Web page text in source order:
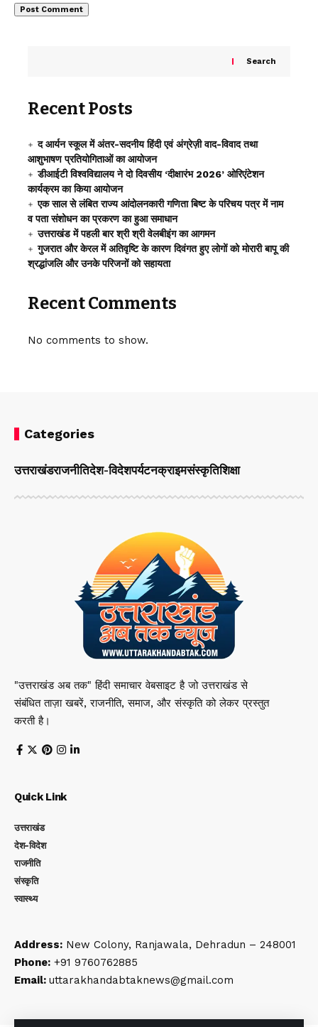
Search
Recent Posts
द आर्यन स्कूल में अंतर-सदनीय हिंदी एवं अंग्रेज़ी वाद-विवाद तथा
आशुभाषण प्रतियोगिताओं का आयोजन
डीआईटी विश्वविद्यालय ने दो दिवसीय ‘दीक्षारंभ 2026’ ओरिएंटेशन
कार्यक्रम का किया आयोजन
एक साल से लंबित राज्य आंदोलनकारी गणिता बिष्ट के परिचय पत्र में नाम
व पता संशोधन का प्रकरण का हुआ समाधान
उत्तराखंड में पहली बार श्री श्री वेलबीइंग का आगमन
गुजरात और केरल में अतिवृष्टि के कारण दिवंगत हुए लोगों को मोरारी बापू की
श्रद्धांजलि और उनके परिजनों को सहायता
Recent Comments
No comments to show.
Categories
उत्तराखंडराजनीतिदेश-विदेशपर्यटनक्राइमसंस्कृतिशिक्षा
"उत्तराखंड अब तक" हिंदी समाचार वेबसाइट है जो उत्तराखंड से
संबंधित ताज़ा खबरें, राजनीति, समाज, और संस्कृति को लेकर प्रस्तुत
करती है।
Quick Link
उत्तराखंड
देश-विदेश
राजनीति
संस्कृति
स्वास्थ्य
Address: New Colony, Ranjawala, Dehradun – 248001
Phone: +91 9760762885
Email: uttarakhandabtaknews@gmail.com